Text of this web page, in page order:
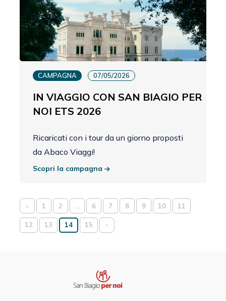
CAMPAGNA 07/05/2026
IN VIAGGIO CON SAN BIAGIO PER
NOI ETS 2026
Ricaricati con i tour da un giorno proposti
da Abaco Viaggi!
Scopri la campagna
‹ 1 2 6 7 8 9 10 11
12 13 14 15 ›